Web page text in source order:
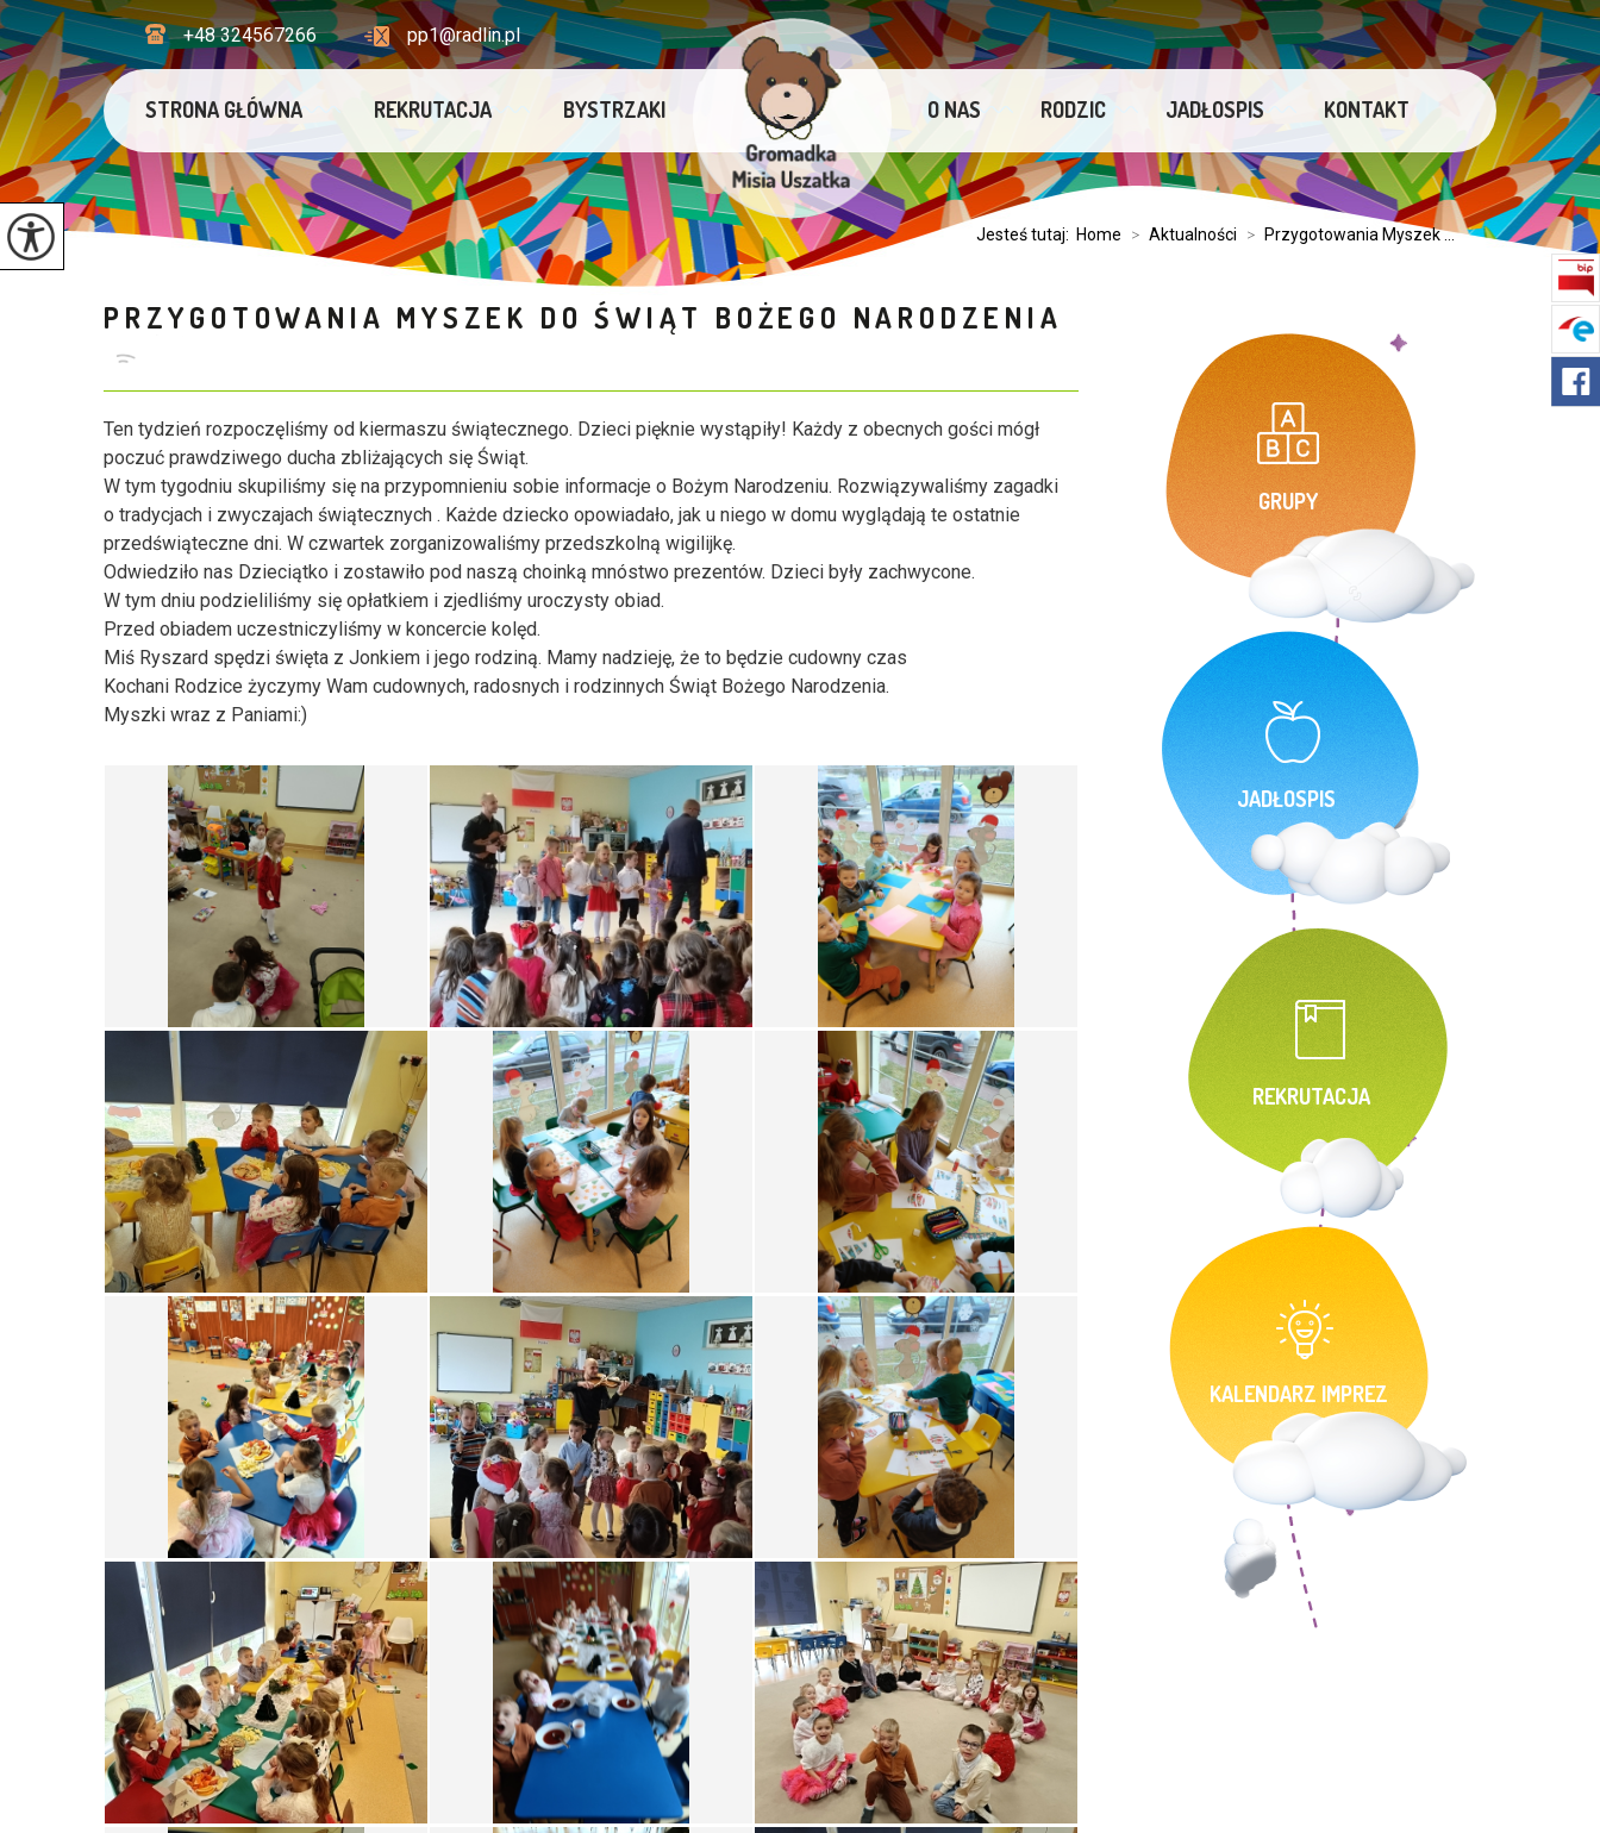
pp1@radlin.pl
+48 324567266
STRONA GŁÓWNA REKRUTACJA BYSTRZAKI O NAS RODZIC JADŁOSPIS KONTAKT
Jesteś tutaj: Home > Aktualności > Przygotowania Myszek ...
PRZYGOTOWANIA MYSZEK DO ŚWIĄT BOŻEGO NARODZENIA
Ten tydzień rozpoczęliśmy od kiermaszu świątecznego. Dzieci pięknie wystąpiły! Każdy z obecnych gości mógł
poczuć prawdziwego ducha zbliżających się Świąt.
W tym tygodniu skupiliśmy się na przypomnieniu sobie informacje o Bożym Narodzeniu. Rozwiązywaliśmy zagadki
o tradycjach i zwyczajach świątecznych . Każde dziecko opowiadało, jak u niego w domu wyglądają te ostatnie
przedświąteczne dni. W czwartek zorganizowaliśmy przedszkolną wigilijkę.
Odwiedziło nas Dzieciątko i zostawiło pod naszą choinką mnóstwo prezentów. Dzieci były zachwycone.
W tym dniu podzieliliśmy się opłatkiem i zjedliśmy uroczysty obiad.
Przed obiadem uczestniczyliśmy w koncercie kolęd.
Miś Ryszard spędzi święta z Jonkiem i jego rodziną. Mamy nadzieję, że to będzie cudowny czas
Kochani Rodzice życzymy Wam cudownych, radosnych i rodzinnych Świąt Bożego Narodzenia.
Myszki wraz z Paniami:)
GRUPY
JADŁOSPIS
REKRUTACJA
KALENDARZ IMPREZ